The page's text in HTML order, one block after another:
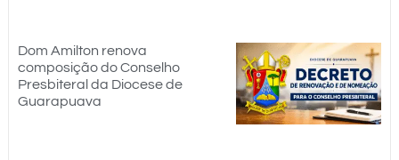
Dom Amilton renova
composição do Conselho
Presbiteral da Diocese de
Guarapuava